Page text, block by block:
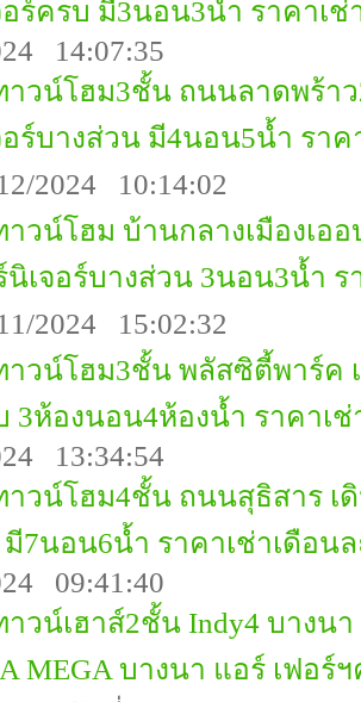
อร์ครบ มี3นอน3น้ำ ราคาเช่
14:07:35
าวน์โฮม3ชั้น ถนนลาดพร้าว
อร์บางส่วน มี4นอน5น้ำ ราค
2024 10:14:02
าวน์โฮม บ้านกลางเมืองเอ
นิเจอร์บางส่วน 3นอน3น้ำ ร
2024 15:02:32
าวน์โฮม3ชั้น พลัสซิตี้พาร์ค
3ห้องนอน4ห้องน้ำ ราคาเช่
13:34:54
าวน์โฮม4ชั้น ถนนสุธิสาร เ
7นอน6น้ำ ราคาเช่าเดือนล
09:41:40
าวน์เฮาส์2ชั้น Indy4 บางน
MEGA บางนา แอร์ เฟอร์